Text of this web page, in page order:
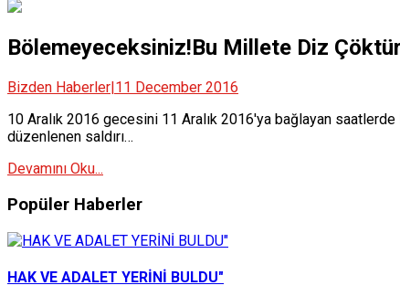
Bölemeyeceksiniz!Bu Millete Diz
Bizden Haberler|11 December 2016
10 Aralık 2016 gecesini 11 Aralık 2016'ya bağlayan
düzenlenen saldırı…
Devamını Oku...
Popüler Haberler
HAK VE ADALET YERİNİ BULDU"